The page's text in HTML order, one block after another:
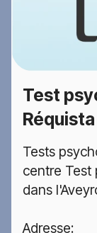
Test
Réquista
Tests
centre Test
dans
Adresse: